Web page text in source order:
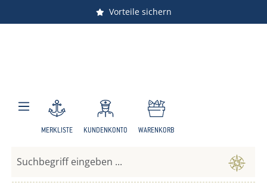
Zum Hauptinhalt springen
Vorteile sichern
MERKLISTE KUNDENKONTO WARENKORB